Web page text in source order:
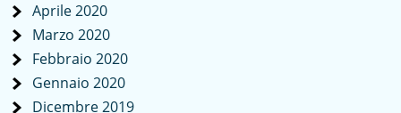
Aprile 2020
Marzo 2020
Febbraio 2020
Gennaio 2020
Dicembre 2019